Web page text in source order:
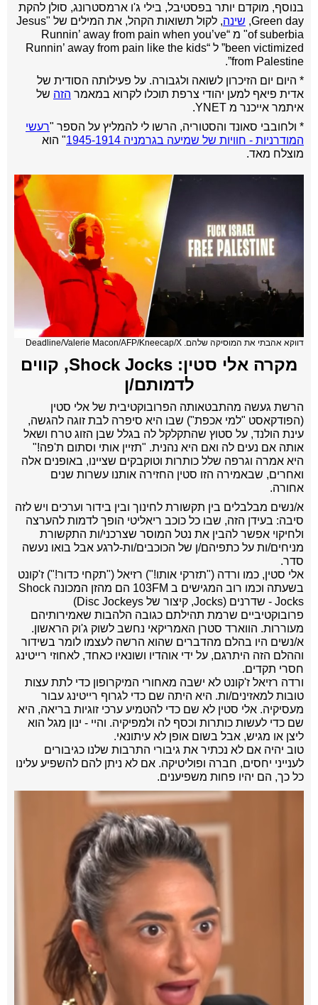
בנוסף, מוקדם יותר בפסטיבל, בילי ג'ו ארמסטרונג, סולן להקת
Green day, שינה
, לקול תשואות הקהל, את המילים של "Jesus
of suberbia" מ “Runnin’ away from pain when you’ve
been victimized” ל “Runnin’ away from pain like the kids
from Palestine”.
* היום יום הזיכרון לשואה ולגבורה. על פעילותה הסודית של
אדית פיאף למען יהודי צרפת תוכלו לקרוא במאמר הזה של
איתמר אייכנר מ YNET.
* ולחובבי סאונד והסטוריה, הרשו לי להמליץ על הספר "רעשי
המודרניות - חוויות של שמיעה בגרמניה 1945-1914
" הוא
מוצלח מאד.
דווקא אהבתי את המוסיקה שלהם. Deadline/Valerie Macon/AFP/Kneecap/X
מקרה אלי סטין: Shock Jocks, קווים
לדמותם/ן
הרשת געשה מהתבטאותה הפרובוקטיבית של אלי סטין
(הפודקאסט "למי אכפת") שבו היא סיפרה לבת זוגה להגשה,
עינת הולנד, על סטוץ שהתקלקל לה בגלל שבן הזוג טרח ושאל
אותה אם נעים לה ואם היא נהנית. "תזיין אותי וסתום ת'פה!"
היא אמרה וגרפה שלל כותרות וטוקבקים שציינו, באופנים אלה
ואחרים, שבאמירה הזו סטין החזירה אותנו עשרות שנים
אחורה.
א/נשים מבלבלים בין תקשורת לחינוך ובין בידור וערכים ויש לזה
סיבה: בעידן הזה, שבו כל כוכב ריאליטי הופך לדמות להערצה
ולחיקוי אפשר להבין את נטל המוסר שצרכני/ות התקשורת
מניחים/ות על כתפיהם/ן של הכוכבים/ות-לרגע אבל בואו נעשה
סדר.
אלי סטין, כמו ורדה ("תזרקי אותו!") רזיאל ("תקחי כדור!") ז'קונט
בשעתה וכמו רוב המגישים ב 103FM הם מהזן המכונה Shock
Jocks - שדרנים (Jocks, קיצור של Disc Jockeys)
פרובוקטיביים שרמת תהילתם כגובה הלהבות שאמירותיהם
מעוררות. הווארד סטרן האמריקאי נחשב לשוק ג'וק הראשון.
א/נשים היו בהלם מהדברים שהוא הרשה לעצמו לומר בשידור
וההלם הזה היתרגם, על ידי אוהדיו ושונאיו כאחד, לאחוזי רייטינג
חסרי תקדים.
ורדה רזיאל ז'קונט לא ישבה מאחורי המיקרופון כדי לתת עצות
טובות למאזינים/ות. היא היתה שם כדי לגרוף רייטינג עבור
מעסיקיה. אלי סטין לא שם כדי להטמיע ערכי זוגיות בריאה, היא
שם כדי לעשות כותרות וכסף לה ולמפיקיה. והיי - ינון מגל הוא
ליצן או מגיש, אבל בשום אופן לא עיתונאי.
טוב יהיה אם לא נכתיר את גיבורי התרבות שלנו כגיבורים
לענייני יחסים, חברה ופוליטיקה. אם לא ניתן להם להשפיע עלינו
כל כך, הם יהיו פחות משפיענים.